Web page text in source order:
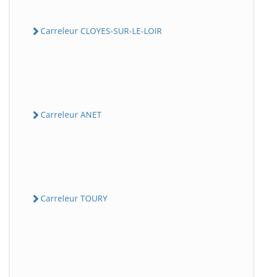
Carreleur CLOYES-SUR-LE-LOIR
Carreleur ANET
Carreleur TOURY